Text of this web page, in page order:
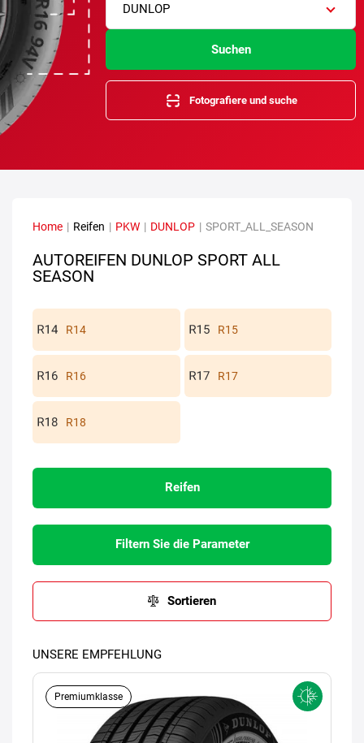
DUNLOP
Suchen
Fotografiere und suche
Home | Reifen | PKW | DUNLOP | SPORT_ALL_SEASON
AUTOREIFEN DUNLOP SPORT ALL
SEASON
R14 R15
R16 R17
R18
Reifen
Filtern Sie die Parameter
Sortieren
UNSERE EMPFEHLUNG
Premiumklasse